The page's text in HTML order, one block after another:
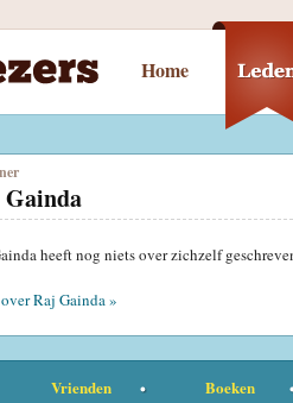
Home
heeft nog niets over zichzelf
Raj Gainda »
Vrienden Boeken